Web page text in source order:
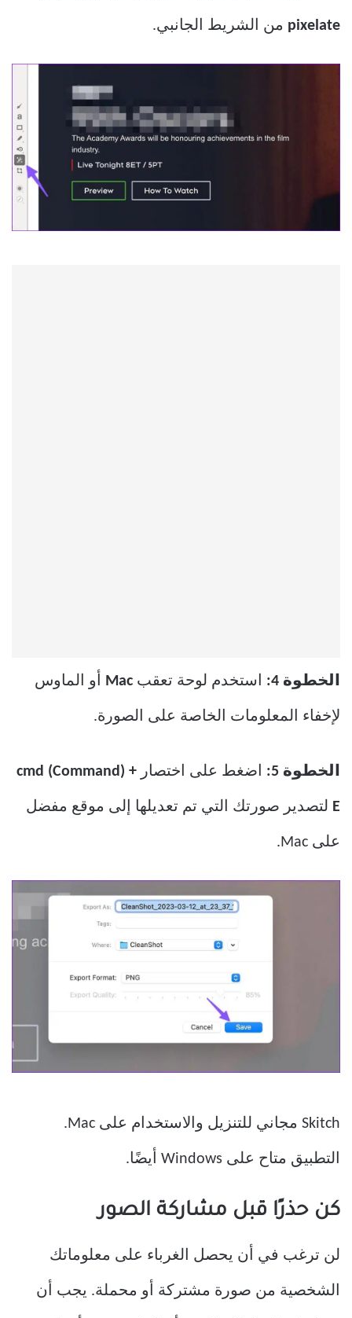
pixelate من الشريط الجانبي.
الخطوة 4: استخدم لوحة تعقب Mac أو الماوس
لإخفاء المعلومات الخاصة على الصورة.
الخطوة 5: اضغط على اختصار cmd (Command) +
E لتصدير صورتك التي تم تعديلها إلى موقع مفضل
على Mac.
Skitch مجاني للتنزيل والاستخدام على Mac.
التطبيق متاح على Windows أيضًا.
كن حذرًا قبل مشاركة الصور
لن ترغب في أن يحصل الغرباء على معلوماتك
الشخصية من صورة مشتركة أو محملة. يجب أن